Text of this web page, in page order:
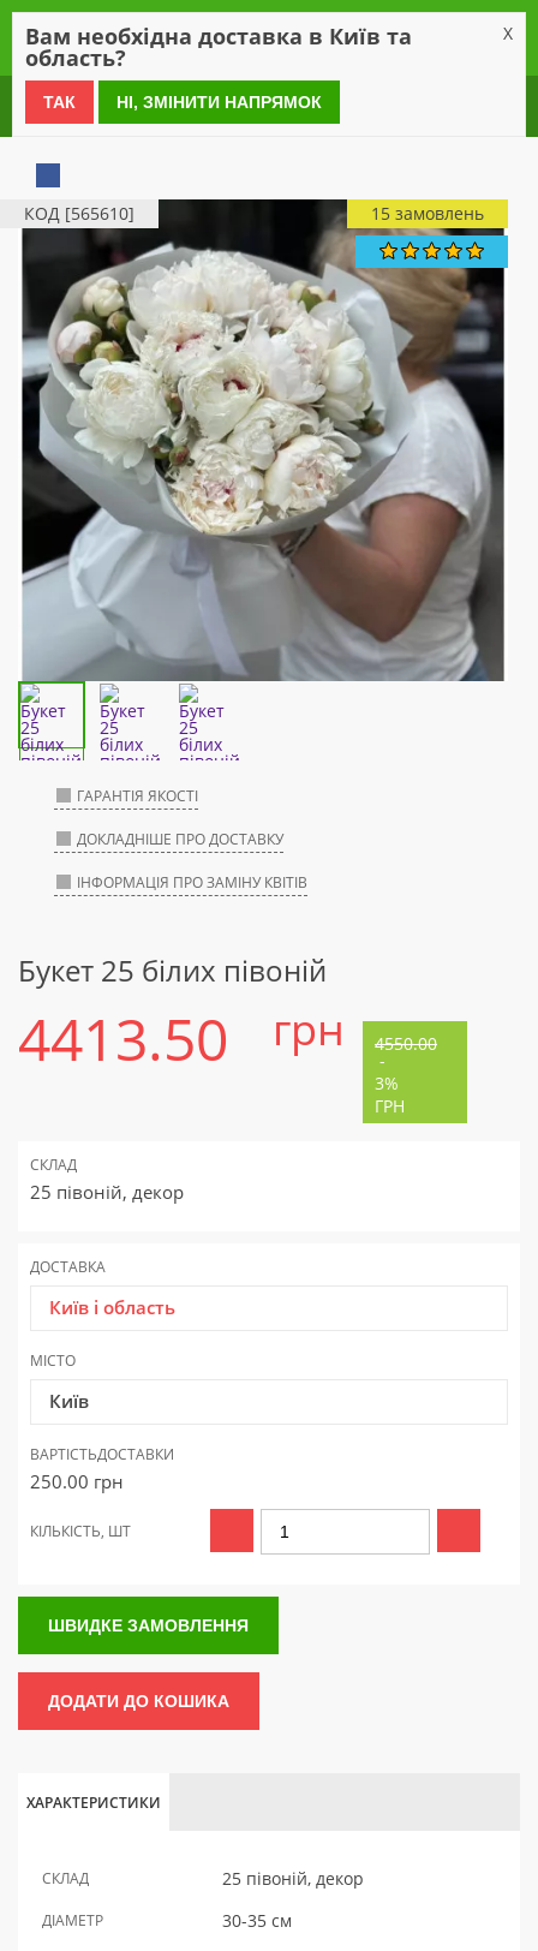
0 800 21 54 55
КОД [565610] 15 замовлень
ГАРАНТІЯ ЯКОСТІ
ДОКЛАДНІШЕ ПРО ДОСТАВКУ
ІНФОРМАЦІЯ ПРО ЗАМІНУ КВІТІВ
Букет 25 білих півоній
4413.50 грн 4550.00
-
3%
ГРН
СКЛАД
25 півоній, декор
ДОСТАВКА
Київ і область
МІСТО
Київ
ВАРТІСТЬДОСТАВКИ
250.00 грн
КІЛЬКІСТЬ, ШТ
ШВИДКЕ ЗАМОВЛЕННЯ
ДОДАТИ ДО КОШИКА
ХАРАКТЕРИСТИКИ
СКЛАД 25 півоній, декор
ДІАМЕТР 30-35 см
Вам необхідна доставка в Київ та
область?
X
ТАК НІ, ЗМІНИТИ НАПРЯМОК